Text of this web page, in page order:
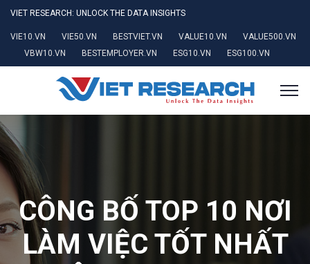
VIET RESEARCH: UNLOCK THE DATA INSIGHTS
VIE10.VN VIE50.VN BESTVIET.VN VALUE10.VN
VALUE500.VN
VBW10.VN
BESTEMPLOYER.VN ESG10.VN ESG100.VN
CÔNG BỐ TOP 10 NƠI
LÀM VIỆC TỐT NHẤT